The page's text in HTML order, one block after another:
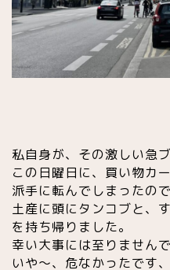
私自身が、その激しい急
この日曜日に、買い物カ
派手に転んでしまったので
土産に頭にタンコブと、
を持ち帰りました。
幸い大事には至りませんで
いや〜、危なかったです、